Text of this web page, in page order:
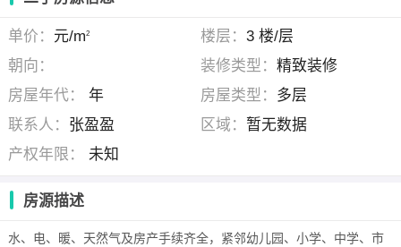
单价： 元/m2 楼层： 3 楼/层
朝向：
装修类型： 精致装修
房屋年代：
年 房屋类型： 多层
联系人： 张盈盈 区域： 暂无数据
产权年限：
未知
房源描述
水、电、暖、天然气及房产手续齐全，紧邻幼儿园、小学、中学、市